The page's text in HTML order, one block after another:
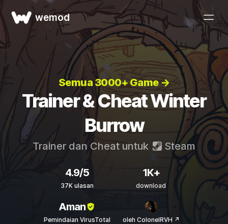
wemod
Semua 3000+ Game →
Trainer & Cheat Winter
Burrow
Trainer dan Cheat untuk Steam
4.9/5
37K ulasan
1K+
download
Aman
Pemindaian VirusTotal oleh ColonelRVH ↗